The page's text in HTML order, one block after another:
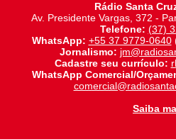
Rádio Santa
Av. Presidente Vargas, 372 -
Telefone: (37)
WhatsApp: +55 37 9779-0640
Jornalismo:
Cadastre seu currículo:
WhatsApp Comercial/
Saiba